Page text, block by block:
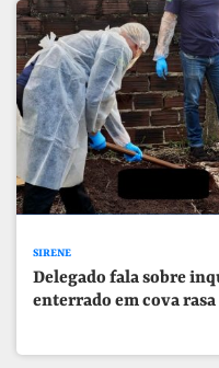
SIRENE
Delegado fala sobre
enterrado em cova rasa